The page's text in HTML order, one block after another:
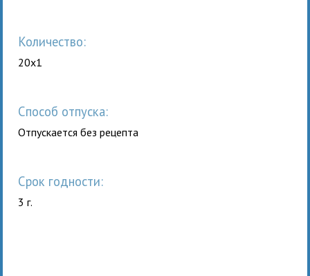
Количество:
20x1
Способ отпуска:
Отпускается без рецепта
Срок годности:
3 г.